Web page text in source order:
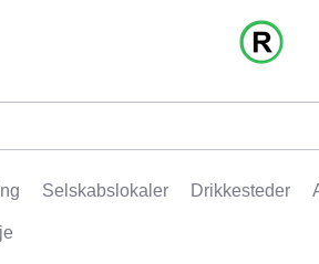
Selskabslokaler Drikkesteder